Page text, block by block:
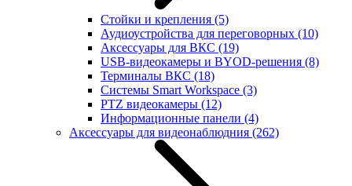
Стойки и крепления (5)
Аудиоустройства для переговорных (10)
Аксессуары для ВКС (19)
USB-видеокамеры и BYOD-решения (8)
Терминалы ВКС (18)
Системы Smart Workspace (3)
PTZ видеокамеры (12)
Информационные панели (4)
Аксессуары для видеонаблюдния (262)